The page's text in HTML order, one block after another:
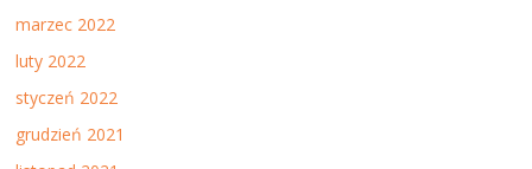
marzec 2022
luty 2022
styczeń 2022
grudzień 2021